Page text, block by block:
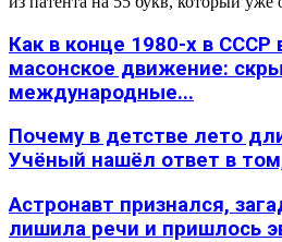
Как в конце 1980-х в СССР
масонское движение:
международные...
Почему в детстве лето
Учёный нашёл ответ в
Астронавт признался,
лишила речи и пришлось